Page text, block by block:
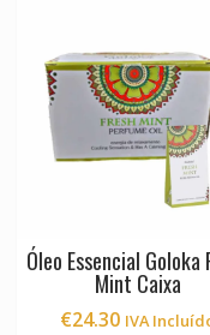
Óleo Essencial Goloka
Mint Caixa
€24.30 IVA